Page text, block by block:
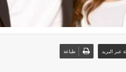
عبر البريد طباعة